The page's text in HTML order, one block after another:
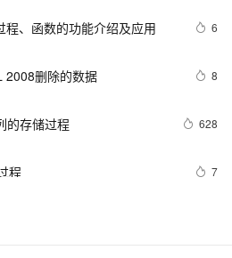
、函数的功能介绍及应用 6
2008删除的数据 8
的存储过程 628
程 7
态连接库